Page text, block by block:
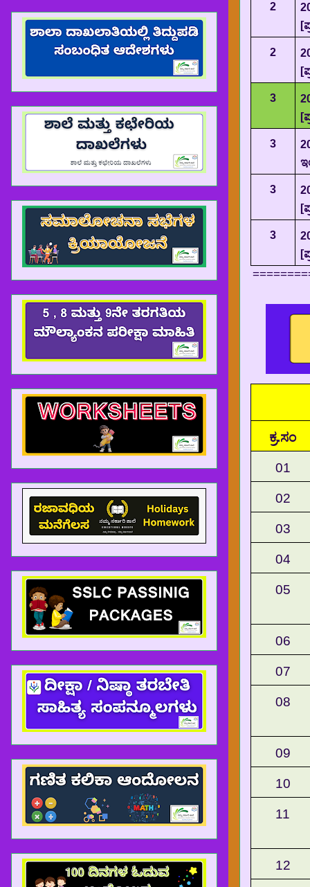
2
[
2
[
3
[
3
3
[
3
[
ಕ್ರ.ಸಂ
01
02
03
04
05
06
07
08
09
10
11
12
ಆತ್ಮೀಯ ಶಿಕ್ಷಕರೆ, ನೀವು APP ಮೂಲಕ ಬ್ಲಾಗ್ ಗೆ ಭೇಟಿ